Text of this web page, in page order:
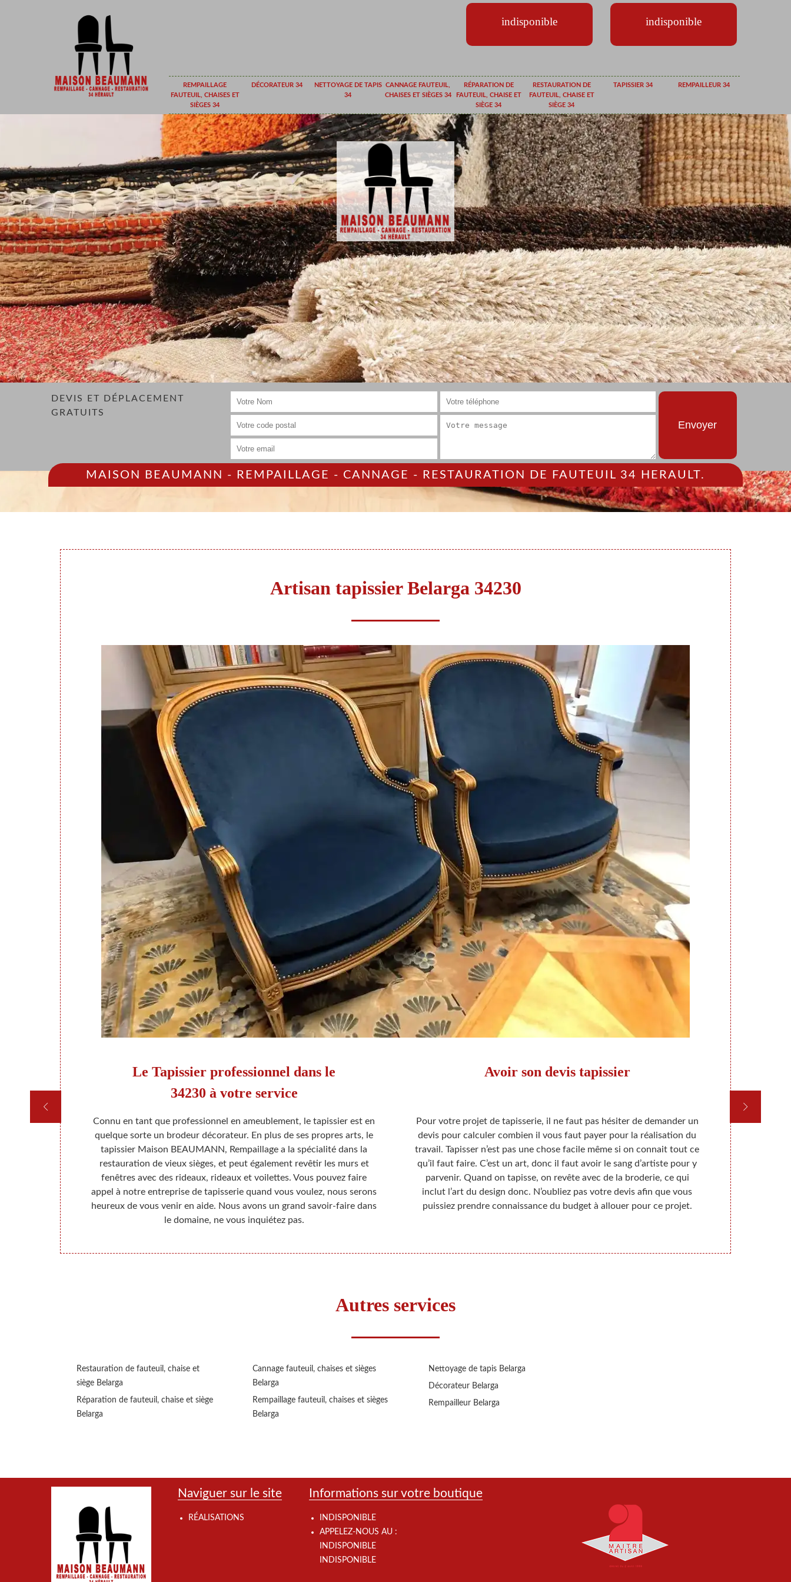
indisponible indisponible
REMPAILLAGE
FAUTEUIL, CHAISES ET
SIÈGES 34
DÉCORATEUR 34
NETTOYAGE DE TAPIS
34
CANNAGE FAUTEUIL,
CHAISES ET SIÈGES 34
RÉPARATION DE
FAUTEUIL, CHAISE ET
SIÈGE 34
RESTAURATION DE
FAUTEUIL, CHAISE ET
SIÈGE 34
TAPISSIER 34 REMPAILLEUR 34
MAISON BEAUMANN - REMPAILLAGE - CANNAGE - RESTAURATION DE FAUTEUIL 34 HERAULT.
DEVIS ET DÉPLACEMENT
GRATUITS
Artisan tapissier Belarga 34230
veillez à
Le Tapissier professionnel dans le
34230 à votre service
Connu en tant que professionnel en ameublement, le tapissier est en
quelque sorte un brodeur décorateur. En plus de ses propres arts, le
tapissier Maison BEAUMANN, Rempaillage a la spécialité dans la
restauration de vieux sièges, et peut également revêtir les murs et
fenêtres avec des rideaux, rideaux et voilettes. Vous pouvez faire
appel à notre entreprise de tapisserie quand vous voulez, nous serons
heureux de vous venir en aide. Nous avons un grand savoir-faire dans
le domaine, ne vous inquiétez pas.
Avoir son devis tapissier
Pour votre projet de tapisserie, il ne faut pas hésiter de demander un
devis pour calculer combien il vous faut payer pour la réalisation du
travail. Tapisser n’est pas une chose facile même si on connait tout ce
qu’il faut faire. C’est un art, donc il faut avoir le sang d’artiste pour y
parvenir. Quand on tapisse, on revête avec de la broderie, ce qui
inclut l’art du design donc. N’oubliez pas votre devis afin que vous
puissiez prendre connaissance du budget à allouer pour ce projet.
Nous
Autres services
Restauration de fauteuil, chaise et
siège Belarga
Réparation de fauteuil, chaise et siège
Belarga
Cannage fauteuil, chaises et sièges
Belarga
Rempaillage fauteuil, chaises et sièges
Belarga
Nettoyage de tapis Belarga
Décorateur Belarga
Rempailleur Belarga
Naviguer sur le site
RÉALISATIONS
Informations sur votre boutique
INDISPONIBLE
APPELEZ-NOUS AU :
INDISPONIBLE
INDISPONIBLE